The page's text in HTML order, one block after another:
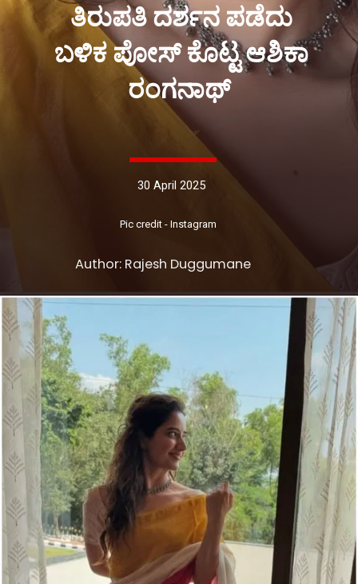
Pic credit - Instagram
Author: Rajesh Duggumane
30 April 2025
ತಿರುಪತಿ ದರ್ಶನ ಪಡೆದು
ಬಳಿಕ ಪೋಸ್ ಕೊಟ್ಟ ಆಶಿಕಾ
ರಂಗನಾಥ್